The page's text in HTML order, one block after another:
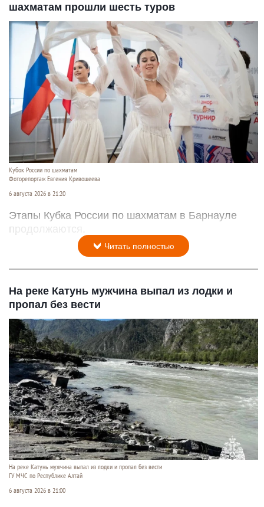
шахматам прошли шесть туров
Кубок России по шахматам
Фоторепортаж Евгения Кривошеева
6 августа 2026 в 21:20
Этапы Кубка России по шахматам в Барнауле
продолжаются.
Читать полностью
На реке Катунь мужчина выпал из лодки и
пропал без вести
На реке Катунь мужчина выпал из лодки и пропал без вести
ГУ МЧС по Республике Алтай
6 августа 2026 в 21:00